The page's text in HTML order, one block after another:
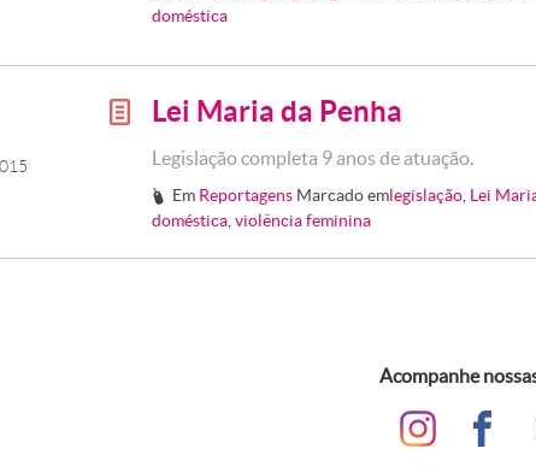
doméstica
g Lei Maria da Penha
Legislação completa 9 anos de atuação.
# Em Reportagens Marcado emlegislação Lei
doméstica violência feminina
Acompanhe